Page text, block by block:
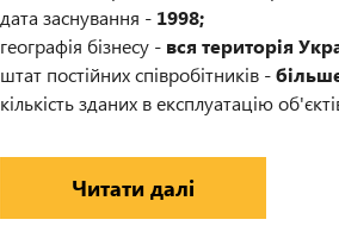
дата заснування - 1998;
географія бізнесу - вся територія
штат постійних співробітників -
кількість зданих в експлуатацію
Читати далі